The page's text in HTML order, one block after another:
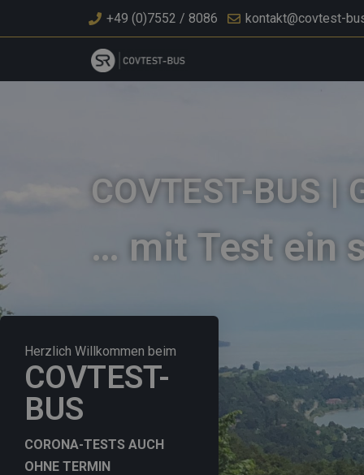
+49 (0)7552 / 8086 kontakt@covtest-
COVTEST-BUS |
… mit Test ein
Herzlich Willkommen beim
COVTEST-
BUS
CORONA-TESTS AUCH
OHNE TERMIN